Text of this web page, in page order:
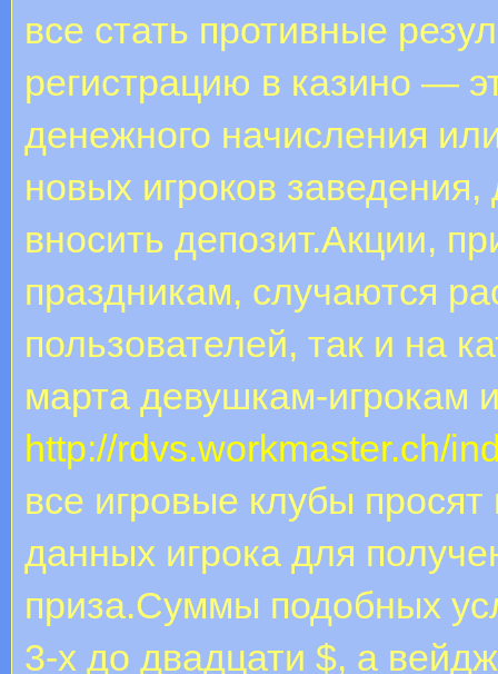
все стать противные
регистрацию в казино —
денежного начисления
новых игроков
вносить депозит.Акции,
праздникам, случаются
пользователей, так и на
марта девушкам-игрокам
http://rdvs.workmaster.ch/
все игровые клубы
данных игрока для
приза.Суммы подобных
3-х до двадцати $, а